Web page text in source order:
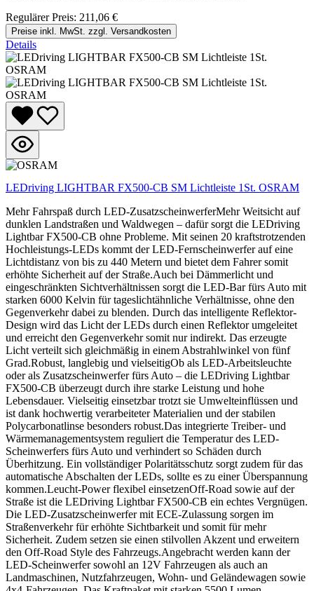
Regulärer Preis: 211,06 €
Preise inkl. MwSt. zzgl. Versandkosten
Details
LEDriving LIGHTBAR FX500-CB SM Lichtleiste 1St. OSRAM
Mehr Fahrspaß durch LED-ZusatzscheinwerferMehr Weitsicht auf
dunklen Landstraßen und Waldwegen – dafür sorgt die LEDriving
Lightbar FX500-CB ohne Probleme. Mit seinen 20 kraftstrotzenden
Hochleistungs-LEDs kommt der LED-Fernscheinwerfer auf eine
Lichtdistanz von bis zu 440 Metern und bietet dem Fahrer somit
erhöhte Sicherheit auf der Straße.Auch bei Dämmerlicht und
eingeschränkten Sichtverhältnissen sorgt die LED-Bar fürs Auto mit
starken 6000 Kelvin für tageslichtähnliche Verhältnisse, ohne den
Gegenverkehr dabei zu blenden. Durch das intelligente Reflektor-
Design wird das Licht der LEDs durch einen Reflektor umgeleitet
und erreicht den Gegenverkehr somit nur indirekt. Das erzeugte
Licht verteilt sich gleichmäßig in einem Abstrahlwinkel von fünf
Grad.Robust, langlebig und vielseitigOb als LED-Arbeitsleuchte
oder als Zusatzscheinwerfer fürs Auto – die LEDriving Lightbar
FX500-CB überzeugt durch ihre starke Leistung und hohe
Lebensdauer. Vielseitig einsetzbar trotzt sie Umwelteinflüssen und
ist dank hochwertig verarbeiteter Materialien und der stabilen
Polycarbonatlinse besonders robust.Das integrierte Treiber- und
Wärmemanagementsystem reguliert die Temperatur des LED-
Scheinwerfers fürs Auto und verhindert so Schäden durch
Überhitzung. Ein vollständiger Polaritätsschutz sorgt zudem für das
automatische Abschalten der LEDs, sollte es zu einer Überspannung
kommen.Leucht-Power flexibel einsetzenOff-Road sowie auf der
Straße ist die LEDriving Lightbar FX500-CB ein echtes Vergnügen.
Die LED-Zusatzscheinwerfer mit ECE-Zulassung sorgen im
Straßenverkehr für erhöhte Sichtbarkeit und somit für mehr
Sicherheit. Zudem setzen sie einen stilvollen Akzent und erweitern
den Off-Road Style des Fahrzeugs.Angebracht werden kann der
LED-Scheinwerfer sowohl an 12V Fahrzeugen als auch an
Landmaschinen, Nutzfahrzeugen, Wohn- und Geländewagen sowie